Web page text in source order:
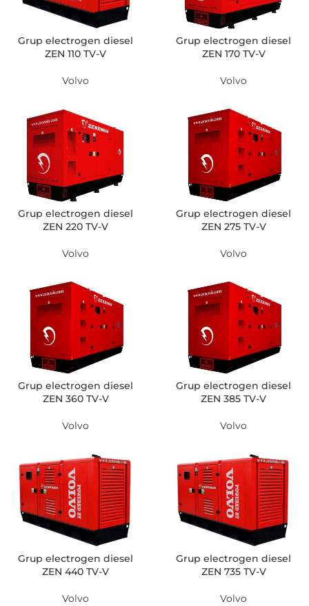
Grup electrogen diesel
ZEN 110 TV-V
Volvo
Grup electrogen diesel
ZEN 170 TV-V
Volvo
Grup electrogen diesel
ZEN 220 TV-V
Volvo
Grup electrogen diesel
ZEN 275 TV-V
Volvo
Grup electrogen diesel
ZEN 360 TV-V
Volvo
Grup electrogen diesel
ZEN 385 TV-V
Volvo
Grup electrogen diesel
ZEN 440 TV-V
Volvo
Grup electrogen diesel
ZEN 735 TV-V
Volvo